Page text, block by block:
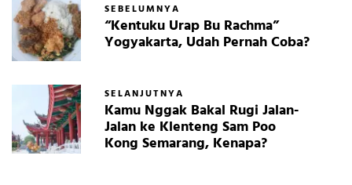
SEBELUMNYA
“Kentuku Urap Bu Rachma”
Yogyakarta, Udah Pernah Coba?
SELANJUTNYA
Kamu Nggak Bakal Rugi Jalan-
Jalan ke Klenteng Sam Poo
Kong Semarang, Kenapa?